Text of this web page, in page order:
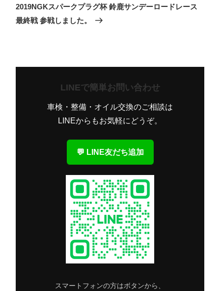
ョ
ン
の
投
2019NGKスパークプラグ杯 鈴鹿サンデーロードレース
最終戦 参戦しました。
LINEで簡単お問い合わせ
車検・整備・オイル交換のご相談は
LINEからもお気軽にどうぞ。
💬 LINE友だち追加
スマートフォンの方はボタンから、